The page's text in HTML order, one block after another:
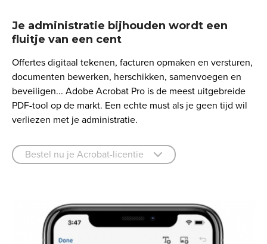
Je administratie bijhouden wordt een
fluitje van een cent
Offertes digitaal tekenen, facturen opmaken en versturen,
documenten bewerken, herschikken, samenvoegen en
beveiligen... Adobe Acrobat Pro is de meest uitgebreide
PDF-tool op de markt. Een echte must als je geen tijd wil
verliezen met je administratie.
Bestel nu je Acrobat-licentie